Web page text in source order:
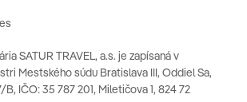
SATUR TRAVEL, a.s. je zapísaná v
Mestského súdu Bratislava III, Oddiel Sa,
IČO: 35 787 201, Miletičova 1, 824 72